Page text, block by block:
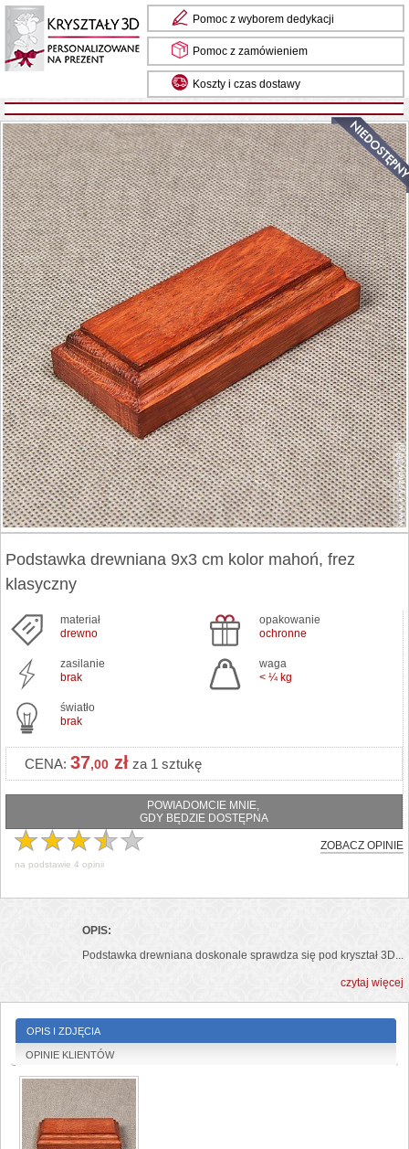
Pomoc z wyborem dedykacji
Pomoc z zamówieniem
Koszty i czas dostawy
Podstawka drewniana 9x3 cm kolor mahoń, frez
klasyczny
materiał
drewno
opakowanie
ochronne
zasilanie
brak
waga
< ¼ kg
światło
brak
CENA: 37,00 zł za 1 sztukę
POWIADOMCIE MNIE,
GDY BĘDZIE DOSTĘPNA
ZOBACZ OPINIE
na podstawie 4 opinii
OPIS:
Podstawka drewniana doskonale sprawdza się pod kryształ 3D...
czytaj więcej
OPIS I ZDJĘCIA
OPINIE KLIENTÓW